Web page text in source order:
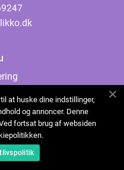
os
at huske dine indstillinger,
og annoncer. Denne
fortsat brug af websiden